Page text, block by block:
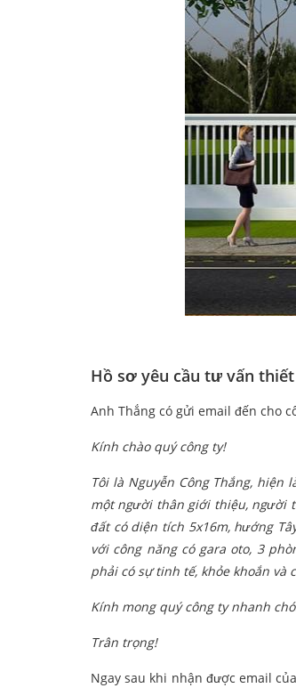
Hồ sơ yêu cầu tư vấn
Anh Thắng có gửi email đến cho
Kính chào quý công ty!
Tôi là Nguyễn Công Thắng,
một người thân giới thiệu, người
đất có diện tích 5x16m, hướng
với công năng có gara oto, 3
phải có sự tinh tế, khỏe khoắn và
Kính mong quý công ty nhanh
Trân trọng!
Ngay sau khi nhận được email